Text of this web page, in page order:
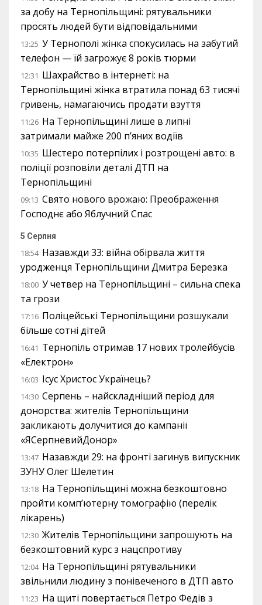
за добу на Тернопільщині: рятувальники
просять людей бути відповідальними
13:25 У Тернополі жінка спокусилась на забутий
телефон — їй загрожує 8 років тюрми
12:31 Шахрайство в інтернеті: на
Тернопільщині жінка втратила понад 63 тисячі
гривень, намагаючись продати взуття
11:26 На Тернопільщині лише в липні
затримали майже 200 п’яних водіїв
10:35 Шестеро потерпілих і розтрощені авто: в
поліції розповіли деталі ДТП на
Тернопільщині
09:13 Свято нового врожаю: Преображення
Господнє або Яблучний Спас
5 Серпня
18:54 Назавжди 33: війна обірвала життя
уродженця Тернопільщини Дмитра Березка
18:00 У четвер на Тернопільщині – сильна спека
та грози
17:16 Поліцейські Тернопільщини розшукали
більше сотні дітей
16:41 Тернопіль отримав 17 нових тролейбусів
«Електрон»
16:03 Ісус Христос Українець?
14:30 Серпень – найскладніший період для
донорства: жителів Тернопільщини
закликають долучитися до кампанії
«ЯСерпневийДонор»
13:47 Назавжди 29: на фронті загинув випускник
ЗУНУ Олег Шелетин
13:18 На Тернопільщині можна безкоштовно
пройти комп’ютерну томографію (перелік
лікарень)
12:30 Жителів Тернопільщини запрошують на
безкоштовний курс з нацспротиву
12:04 На Тернопільщині рятувальники
звільнили людину з понівеченого в ДТП авто
11:23 На щиті повертається Петро Федів з